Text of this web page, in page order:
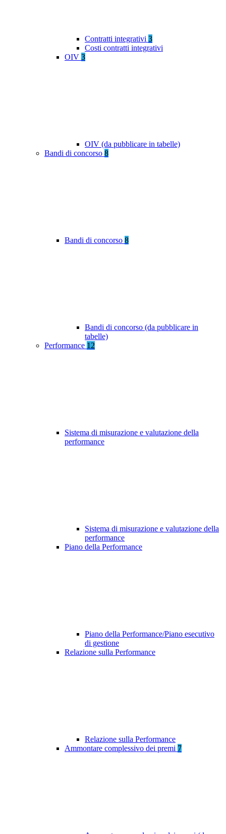
Contratti integrativi 3
Costi contratti integrativi
OIV 3
OIV (da pubblicare in tabelle)
Bandi di concorso 8
Bandi di concorso 8
Bandi di concorso (da pubblicare in
tabelle)
Performance 12
Sistema di misurazione e valutazione della
performance
Sistema di misurazione e valutazione della
performance
Piano della Performance
Piano della Performance/Piano esecutivo
di gestione
Relazione sulla Performance
Relazione sulla Performance
Ammontare complessivo dei premi 7